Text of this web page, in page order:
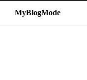
MyBlogMode